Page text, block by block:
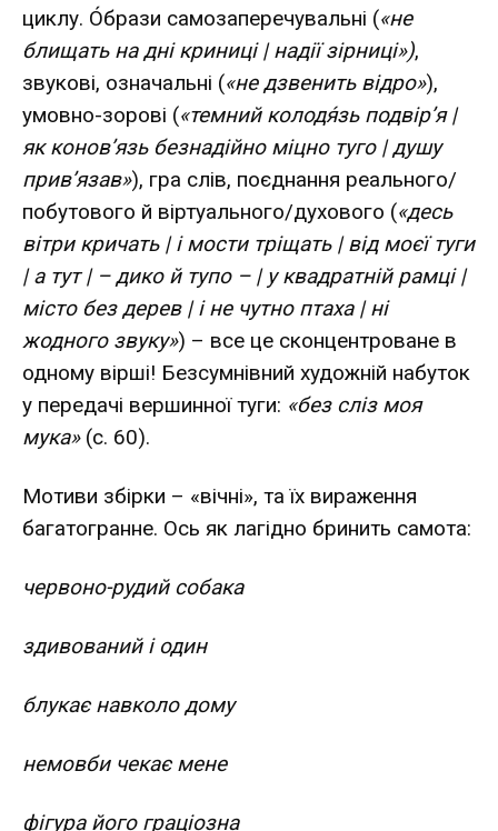
циклу. О́брази самозаперечувальні («не
блищать на дні криниці | надії зірниці»),
звукові, означальні («не дзвенить відро»),
умовно-зорові («темний колодя́зь подвір’я |
як конов’язь безнадійно міцно туго | душу
прив’язав»), гра слів, поєднання реального/
побутового й віртуального/духового («десь
вітри кричать | і мости тріщать | від моєї туги
| а тут | – дико й тупо – | у квадратній рамці |
місто без дерев | і не чутно птаха | ні
жодного звуку») – все це сконцентроване в
одному вірші! Безсумнівний художній набуток
у передачі вершинної туги: «без сліз моя
мука» (с. 60).
Мотиви збірки – «вічні», та їх вираження
багатогранне. Ось як лагідно бринить самота:
червоно-рудий собака
здивований і один
блукає навколо дому
немовби чекає мене
фігура його граціозна